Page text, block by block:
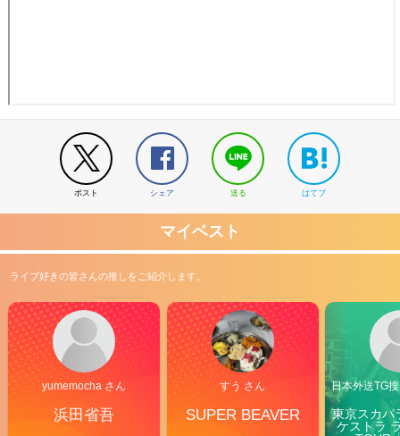
ポスト シェア 送る はてブ
マイベスト
ライブ好きの皆さんの推しをご紹介します。
yumemocha さん
浜田省吾
すう さん
SUPER BEAVER
日本外送TG
東京スカパ
ケストラ